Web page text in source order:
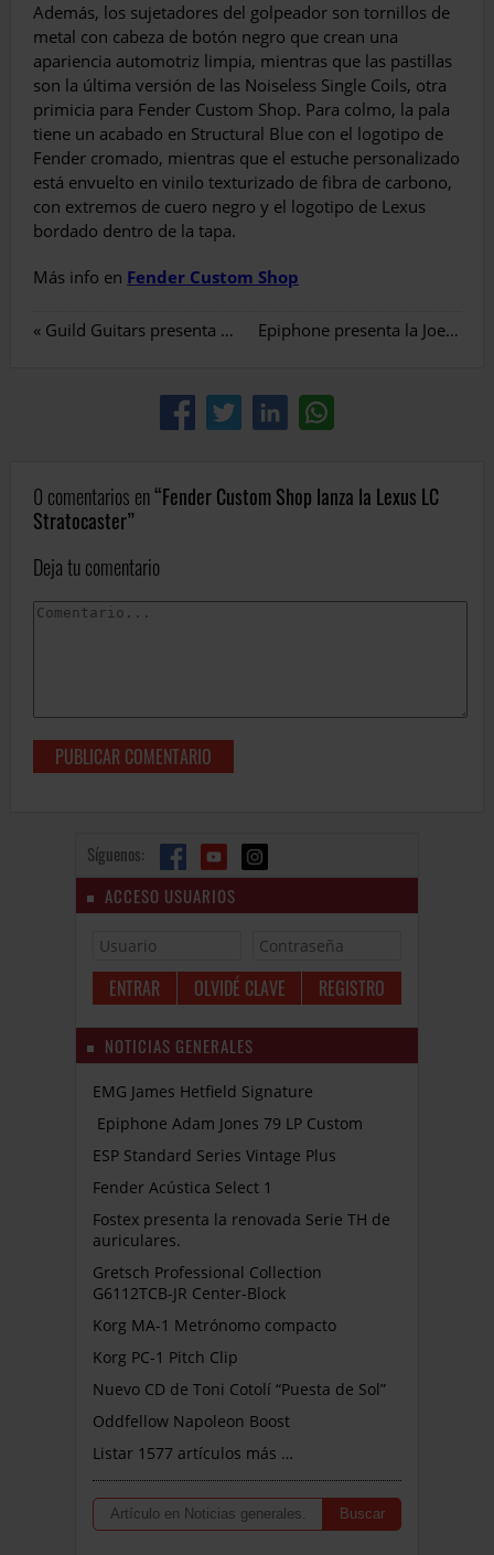
Además, los sujetadores del golpeador son tornillos de
metal con cabeza de botón negro que crean una
apariencia automotriz limpia, mientras que las pastillas
son la última versión de las Noiseless Single Coils, otra
primicia para Fender Custom Shop. Para colmo, la pala
tiene un acabado en Structural Blue con el logotipo de
Fender cromado, mientras que el estuche personalizado
está envuelto en vinilo texturizado de fibra de carbono,
con extremos de cuero negro y el logotipo de Lexus
bordado dentro de la tapa.
Más info en Fender Custom Shop
« Guild Guitars presenta la A-20 Bob Marley Acoustic Guitar Epiphone presenta la Joe Bonamassa Lazarus 59 LP Standard
0 comentarios en Fender Custom Shop lanza la Lexus LC
Stratocaster
Deja tu comentario
Síguenos:
ACCESO USUARIOS
OLVIDÉ CLAVE REGISTRO
NOTICIAS GENERALES
EMG James Hetfield Signature
Epiphone Adam Jones 79 LP Custom
ESP Standard Series Vintage Plus
Fender Acústica Select 1
Fostex presenta la renovada Serie TH de
auriculares.
Gretsch Professional Collection
G6112TCB-JR Center-Block
Korg MA-1 Metrónomo compacto
Korg PC-1 Pitch Clip
Nuevo CD de Toni Cotolí “Puesta de Sol”
Oddfellow Napoleon Boost
Listar 1577 artículos más …